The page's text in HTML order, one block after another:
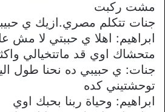
مشت ركبت
جنات تتكلم مصري.ازيك ي
ابراهيم: اهلا ي حببتي لا مش
متحشاك اوي قد ماتتخيالي
جنات: ي حبيبي ده نحنا طول
توحشتيني كده
ابراهيم: وحياة ربنا بحبك اوي